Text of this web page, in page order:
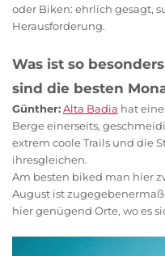
oder Biken: ehrlich gesagt,
Herausforderung.
Was ist so
sind die besten
Günther:Alta Badia hat
Berge einerseits,
extrem coole Trails und die
ihresgleichen.
Am besten biked man hier
August ist
hier genügend Orte, wo es